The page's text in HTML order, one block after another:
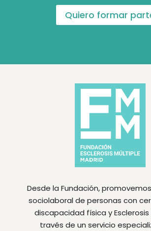
Quiero formar
Desde la Fundación,
sociolaboral de personas con
discapacidad física y Esclerosis
través de un servicio